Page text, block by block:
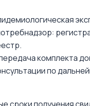
комплекта
по